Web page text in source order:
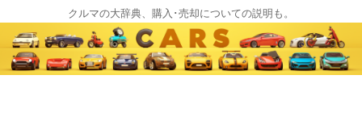
クルマの大辞典、購入･売却についての説明も。